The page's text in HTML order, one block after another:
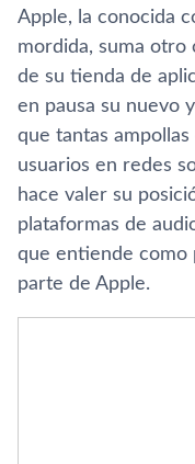
Apple, la conocida
mordida, suma otro
de su tienda de
en pausa su nuevo
que tantas
usuarios en redes
hace valer su
plataformas de
que entiende como
parte de Apple.